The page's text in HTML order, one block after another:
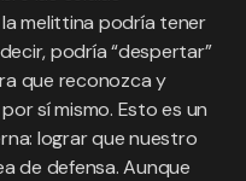
melittina podría tener
podría “despertar”
que reconozca y
sí mismo. Esto es un
lograr que nuestro
de defensa. Aunque